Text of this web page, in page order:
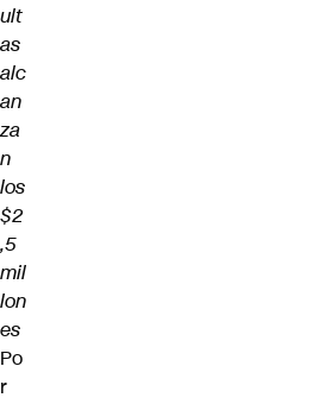
ult
as
alc
an
za
n
los
$2
,5
mil
lon
es
Po
r